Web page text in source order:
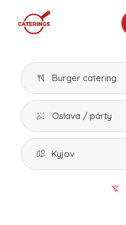
Burger catering
Oslava / párty
Kyjov